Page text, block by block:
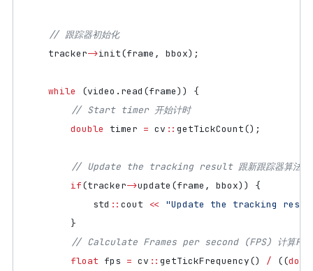
tracker->init(frame , bbox);
while (video . read (frame))
{
double
timer = cv :: getTickCount();
if(tracker->update (frame , bbox))
{
std :: cout <<
"Update the tracking
}
float fps = cv :: getTickFrequency() / ((